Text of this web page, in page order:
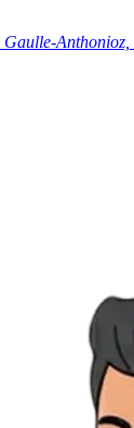
Gaulle-